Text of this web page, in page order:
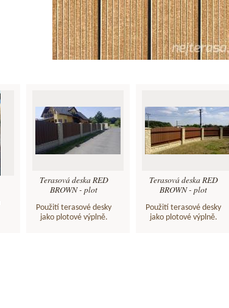
Terasová deska RED
BROWN - plot
Použití terasové desky
jako plotové výplně.
Terasová deska RED
BROWN - plot
Použití terasové desky
jako plotové výplně.